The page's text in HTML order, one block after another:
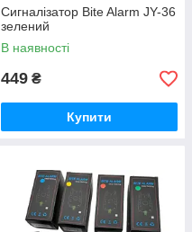
Сигналiзатор Bite Alarm JY-36
зелений
В наявності
449 ₴
Купити